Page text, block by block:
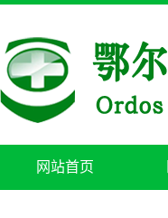
网站首页